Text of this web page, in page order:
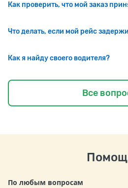
Как проверить, что мой заказ
Что делать, если мой рейс
Как я найду своего водителя?
Все
По любым вопросам